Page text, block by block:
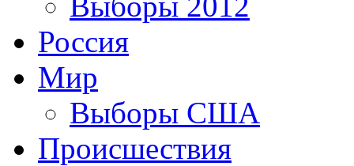
Россия
Мир
Выборы США
Происшествия